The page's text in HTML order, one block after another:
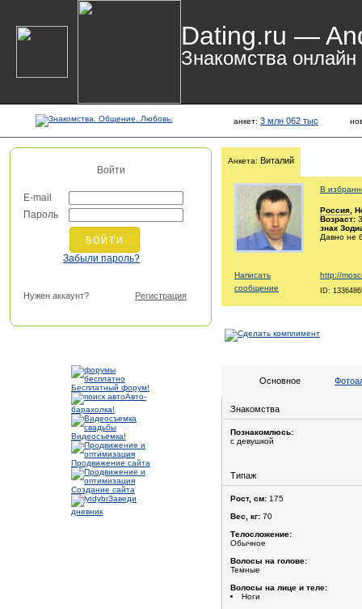
Dating.ru —
Знакомства онлайн
анкет: 3 млн 062 тыс
Войти
E-mail
Пароль
Забыли пароль?
Нужен аккаунт? Регистрация
Бесплатный форум!
Авто-
барахолка!
Видеосъемка!
Продвижение сайта
Создание сайта
Заведи
дневник
Анкета: Виталий
В
Россия ,
Возраст:
знак
Давно не
Написать
сообщение
http://
ID:
Основное
Знакомства
Познакомлюсь:
с девушкой
Типаж
Рост, см: 175
Вес, кг: 70
Телосложение:
Обычное
Волосы на голове:
Темные
Волосы на лице и теле:
Ноги